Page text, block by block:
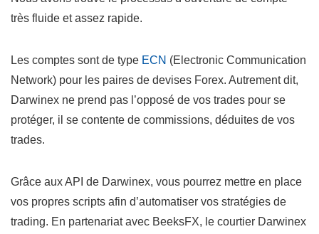
très fluide et assez rapide.
Les comptes sont de type ECN (Electronic Communication
Network) pour les paires de devises Forex. Autrement dit,
Darwinex ne prend pas l’opposé de vos trades pour se
protéger, il se contente de commissions, déduites de vos
trades.
Grâce aux API de Darwinex, vous pourrez mettre en place
vos propres scripts afin d’automatiser vos stratégies de
trading. En partenariat avec BeeksFX, le courtier Darwinex